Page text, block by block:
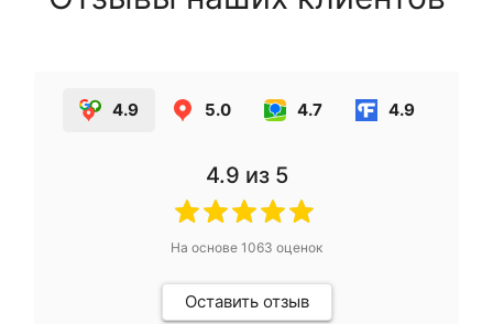
4.9 5.0 4.7 4.9
4.9 из 5
На основе 1063 оценок
Оставить отзыв